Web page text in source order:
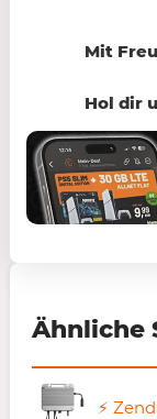
Mit
Hol dir
Ähnliche